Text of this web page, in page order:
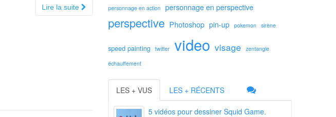
Lire la suite
personnage en action personnage en perspective
perspective Photoshop pin-up pokemon sirène
speed painting twitter video visage
zentangle
échauffement
LES + VUS LES + RÉCENTS
5 vidéos pour dessiner Squid Game.